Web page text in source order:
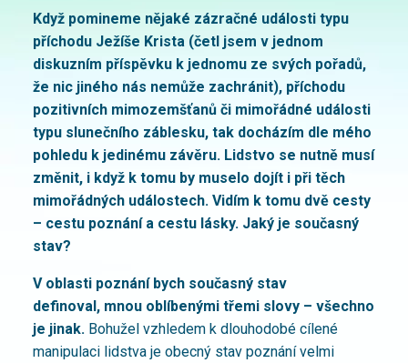
Když pomineme nějaké zázračné události typu
příchodu Ježíše Krista (četl jsem v jednom
diskuzním příspěvku k jednomu ze svých pořadů,
že nic jiného nás nemůže zachránit), příchodu
pozitivních mimozemšťanů či mimořádné události
typu slunečního záblesku, tak docházím dle mého
pohledu k jedinému závěru. Lidstvo se nutně musí
změnit, i když k tomu by muselo dojít i při těch
mimořádných událostech. Vidím k tomu dvě cesty
– cestu poznání a cestu lásky. Jaký je současný
stav?
V oblasti poznání bych současný stav
definoval, mnou oblíbenými třemi slovy – všechno
je jinak. Bohužel vzhledem k dlouhodobé cílené
manipulaci lidstva je obecný stav poznání velmi